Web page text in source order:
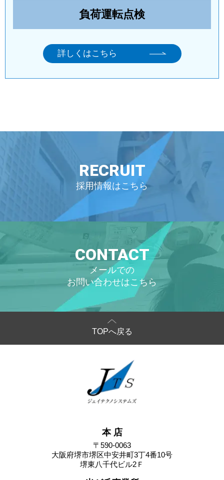
負荷運転点検
詳しくはこちら
RECRUIT
採用情報はこちら
CONTACT
メールでの
お問い合わせはこちら
TOPへ戻る
本 店
〒590-0063
大阪府堺市堺区中安井町3丁4番10号
堺東八千代ビル2Ｆ